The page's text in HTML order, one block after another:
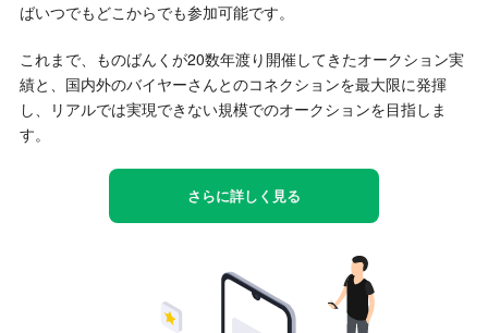
ばいつでもどこからでも参加可能です。
これまで、ものばんくが20数年渡り開催してきたオークション実
績と、国内外のバイヤーさんとのコネクションを最大限に発揮
し、リアルでは実現できない規模でのオークションを目指しま
す。
さらに詳しく見る